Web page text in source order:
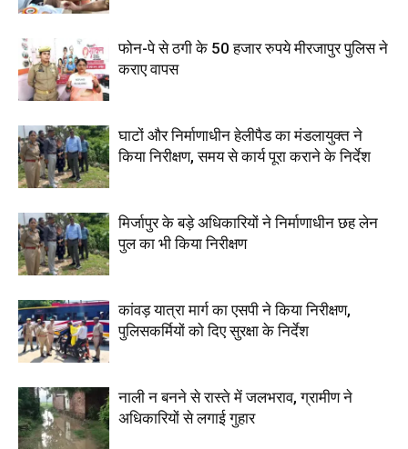
फोन-पे से ठगी के 50 हजार रुपये मीरजापुर पुलिस ने
कराए वापस
घाटों और निर्माणाधीन हेलीपैड का मंडलायुक्त ने
किया निरीक्षण, समय से कार्य पूरा कराने के निर्देश
मिर्जापुर के बड़े अधिकारियों ने निर्माणाधीन छह लेन
पुल का भी किया निरीक्षण
कांवड़ यात्रा मार्ग का एसपी ने किया निरीक्षण,
पुलिसकर्मियों को दिए सुरक्षा के निर्देश
नाली न बनने से रास्ते में जलभराव, ग्रामीण ने
अधिकारियों से लगाई गुहार